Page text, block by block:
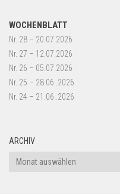
WOCHENBLATT
Nr. 28 – 20.07.2026
Nr. 27 – 12.07.2026
Nr. 26 – 05.07.2026
Nr. 25 – 28.06..2026
Nr. 24 – 21.06..2026
ARCHIV
Archiv